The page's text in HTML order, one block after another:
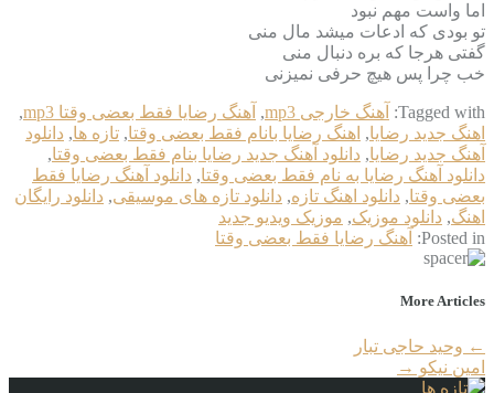
اما واست مهم نبود
تو بودی که ادعات میشد مال منی
گفتی هرجا که بره دنبال منی
خب چرا پس هیچ حرفی نمیزنی
Tagged with: آهنگ خارجی mp3 , آهنگ رضایا فقط بعضی وقتا mp3
,
اهنگ جدید رضایا, اهنگ رضایا بانام فقط بعضی وقتا, تازه ها, دانلود
آهنگ جدید رضایا, دانلود آهنگ جدید رضایا بنام فقط بعضی وقتا,
دانلود آهنگ رضایا به نام فقط بعضی وقتا, دانلود آهنگ رضایا فقط
بعضی وقتا, دانلود اهنگ تازه, دانلود تازه های موسیقی, دانلود رایگان
اهنگ, دانلود موزیک, موزیک ویدیو جدید
Posted in:
آهنگ رضایا فقط بعضی وقتا
More Articles
← وحید حاجی تبار
امین نیکو →